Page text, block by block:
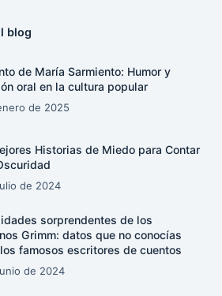
blog
de María Sarmiento: Humor y
oral en la cultura popular
de 2025
Historias de Miedo para Contar
de 2024
sorprendentes de los
Grimm: datos que no conocías
famosos escritores de cuentos
de 2024